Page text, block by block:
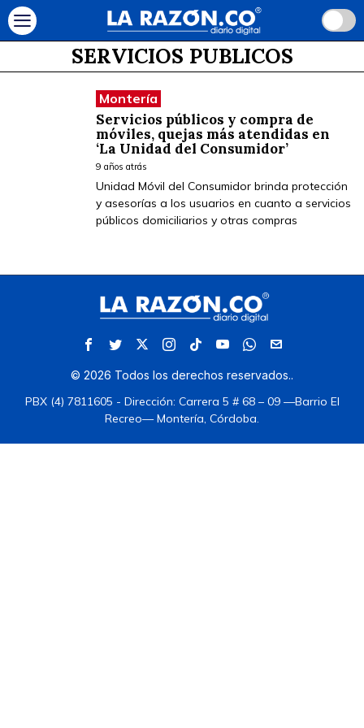
SERVICIOS PUBLICOS
Montería
Servicios públicos y compra de
móviles, quejas más atendidas en
‘La Unidad del Consumidor’
9 años atrás
Unidad Móvil del Consumidor brinda protección
y asesorías a los usuarios en cuanto a servicios
públicos domiciliarios y otras compras
© 2026 Todos los derechos reservados..
PBX (4) 7811605 - Dirección: Carrera 5 # 68 – 09 —Barrio El
Recreo— Montería, Córdoba.